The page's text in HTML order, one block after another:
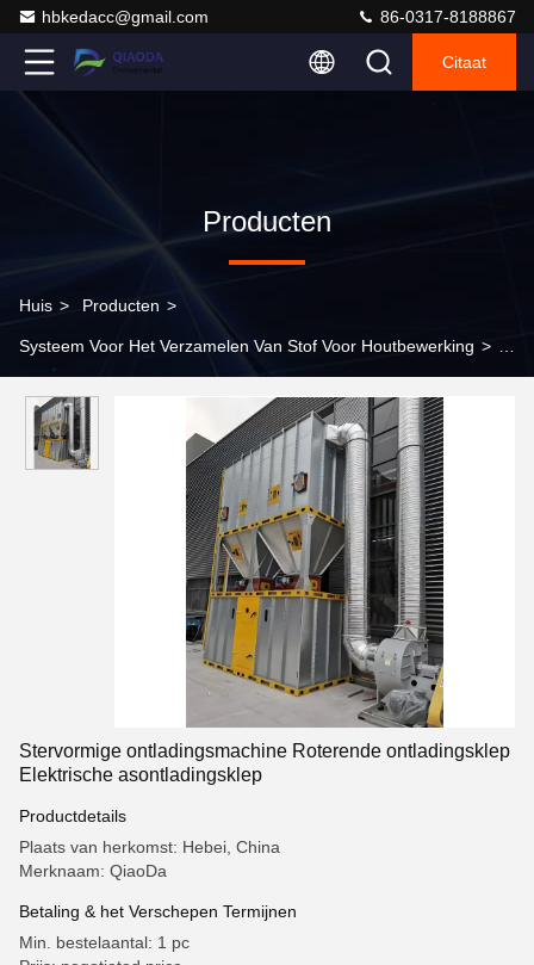
hbkedacc@gmail.com 86-0317-8188867
Citaat
Producten
Huis > Producten >
Systeem Voor Het Verzamelen Van Stof Voor Houtbewerking >
Elektrische asontladingsklep
Stervormige ontladingsmachine Roterende ontladingsklep
Elektrische asontladingsklep
Productdetails
Plaats van herkomst: Hebei, China
Merknaam: QiaoDa
Betaling & het Verschepen Termijnen
Min. bestelaantal: 1 pc